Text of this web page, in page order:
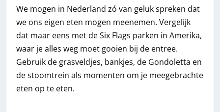
We mogen in Nederland zó van geluk spreken dat
we ons eigen eten mogen meenemen. Vergelijk
dat maar eens met de Six Flags parken in Amerika,
waar je alles weg moet gooien bij de entree.
Gebruik de grasveldjes, bankjes, de Gondoletta en
de stoomtrein als momenten om je meegebrachte
eten op te eten.